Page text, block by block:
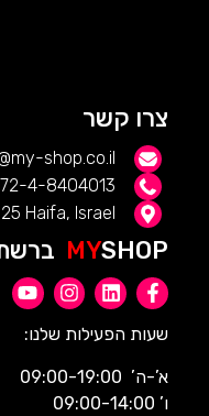
צרו קשר
shop.co.il
4-8404013+
Haifa, Israel
MYSHOP ברשת
שעות הפעילות שלנו:
א’-ה’ 09:00-19:00
ו’ 09:00-14:00